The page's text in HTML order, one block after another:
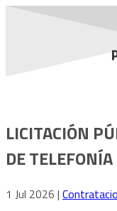
LICITACIÓN
DE
1 Jul 2026 |